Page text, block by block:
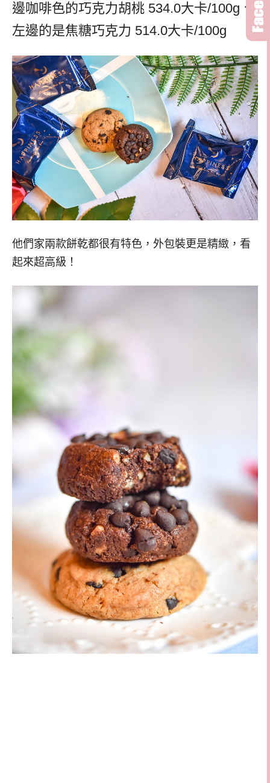
邊咖啡色的巧克力胡桃 534.0大卡/100g、
左邊的是焦糖巧克力 514.0大卡/100g
他們家兩款餅乾都很有特色，外包裝更是精緻，看
起來超高級！